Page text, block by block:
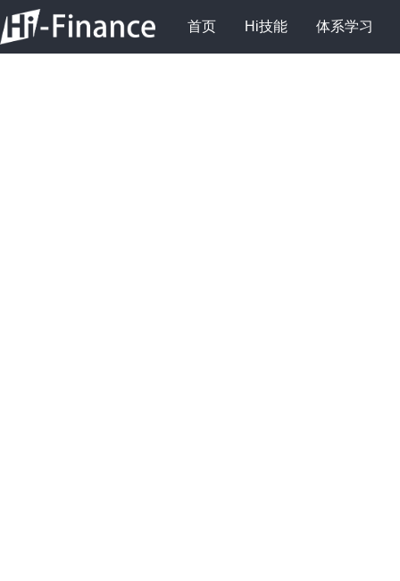
首页 Hi技能 体系学习